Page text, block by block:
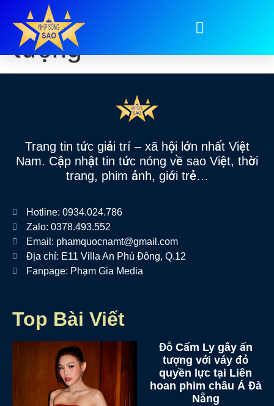
Tag:cosplay ấn
tượng
Trang tin tức giải trí – xã hội lớn nhất Việt
Nam. Cập nhật tin tức nóng về sao Việt, thời
trang, phim ảnh, giới trẻ…
Hotline: 0934.024.786
Zalo: 0378.493.552
Email: phamquocnamt@gmail.com
Địa chỉ: E11 Villa An Phú Đông, Q.12
Fanpage: Phạm Gia Media
Top Bài Viết
Đỗ Cẩm Ly gây ấn
tượng với váy đỏ
quyền lực tại Liên
hoan phim châu Á Đà
Nẵng